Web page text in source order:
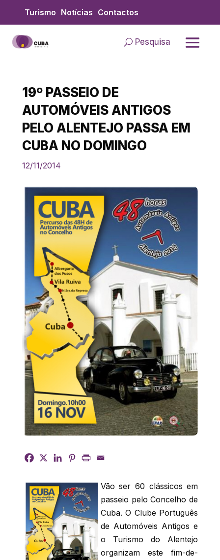
content
Turismo Notícias Contactos
Pesquisa
19º PASSEIO DE
AUTOMÓVEIS ANTIGOS
PELO ALENTEJO PASSA EM
CUBA NO DOMINGO
12/11/2014
Vão ser 60 clássicos em
passeio pelo Concelho de
Cuba. O Clube Português
de Automóveis Antigos e
o Turismo do Alentejo
organizam este fim-de-